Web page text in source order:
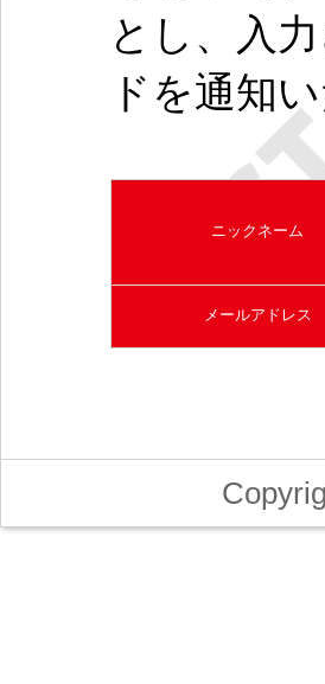
とし、入
ドを通知
ニックネーム
メールアドレス